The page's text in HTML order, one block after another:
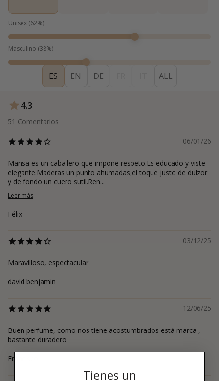
Unisex (62%)
Masculino (38%)
ES EN DE ALL
4.3
51 Comentarios
06/01/26
Mansa es un caballero que impone respeto.Es educado y viste
elegante.Maderas un punto ahumadas,el toque justo de dulzor
y de fondo un cuero sutil.Ren...
Leer más
Félix
03/12/25
Maravilloso, espectacular
david benjamin
12/06/25
Buen perfume, como nos tiene acostumbrados está marca ,
bastante duradero
Francisco
Tienes un